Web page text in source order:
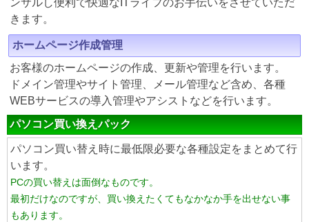
ンサルし便利で快適なITライフのお手伝いをさせていただ
きます。
ホームページ作成管理
お客様のホームページの作成、更新や管理を行います。
ドメイン管理やサイト管理、メール管理など含め、各種
WEBサービスの導入管理やアシストなどを行います。
パソコン買い換えパック
パソコン買い替え時に最低限必要な各種設定をまとめて行
います。
PCの買い替えは面倒なものです。
最初だけなのですが、買い換えたくてもなかなか手を出せない事
もあります。